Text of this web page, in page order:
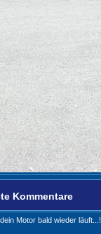
Kommentare
Motor bald wieder läuft...!